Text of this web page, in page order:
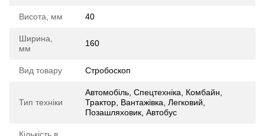
Висота, мм 40
Ширина,
мм
160
Вид товару Стробоскоп
Тип техніки
Автомобіль, Спецтехніка, Комбайн,
Трактор, Вантажівка, Легковий,
Позашляховик, Автобус
Кількість в